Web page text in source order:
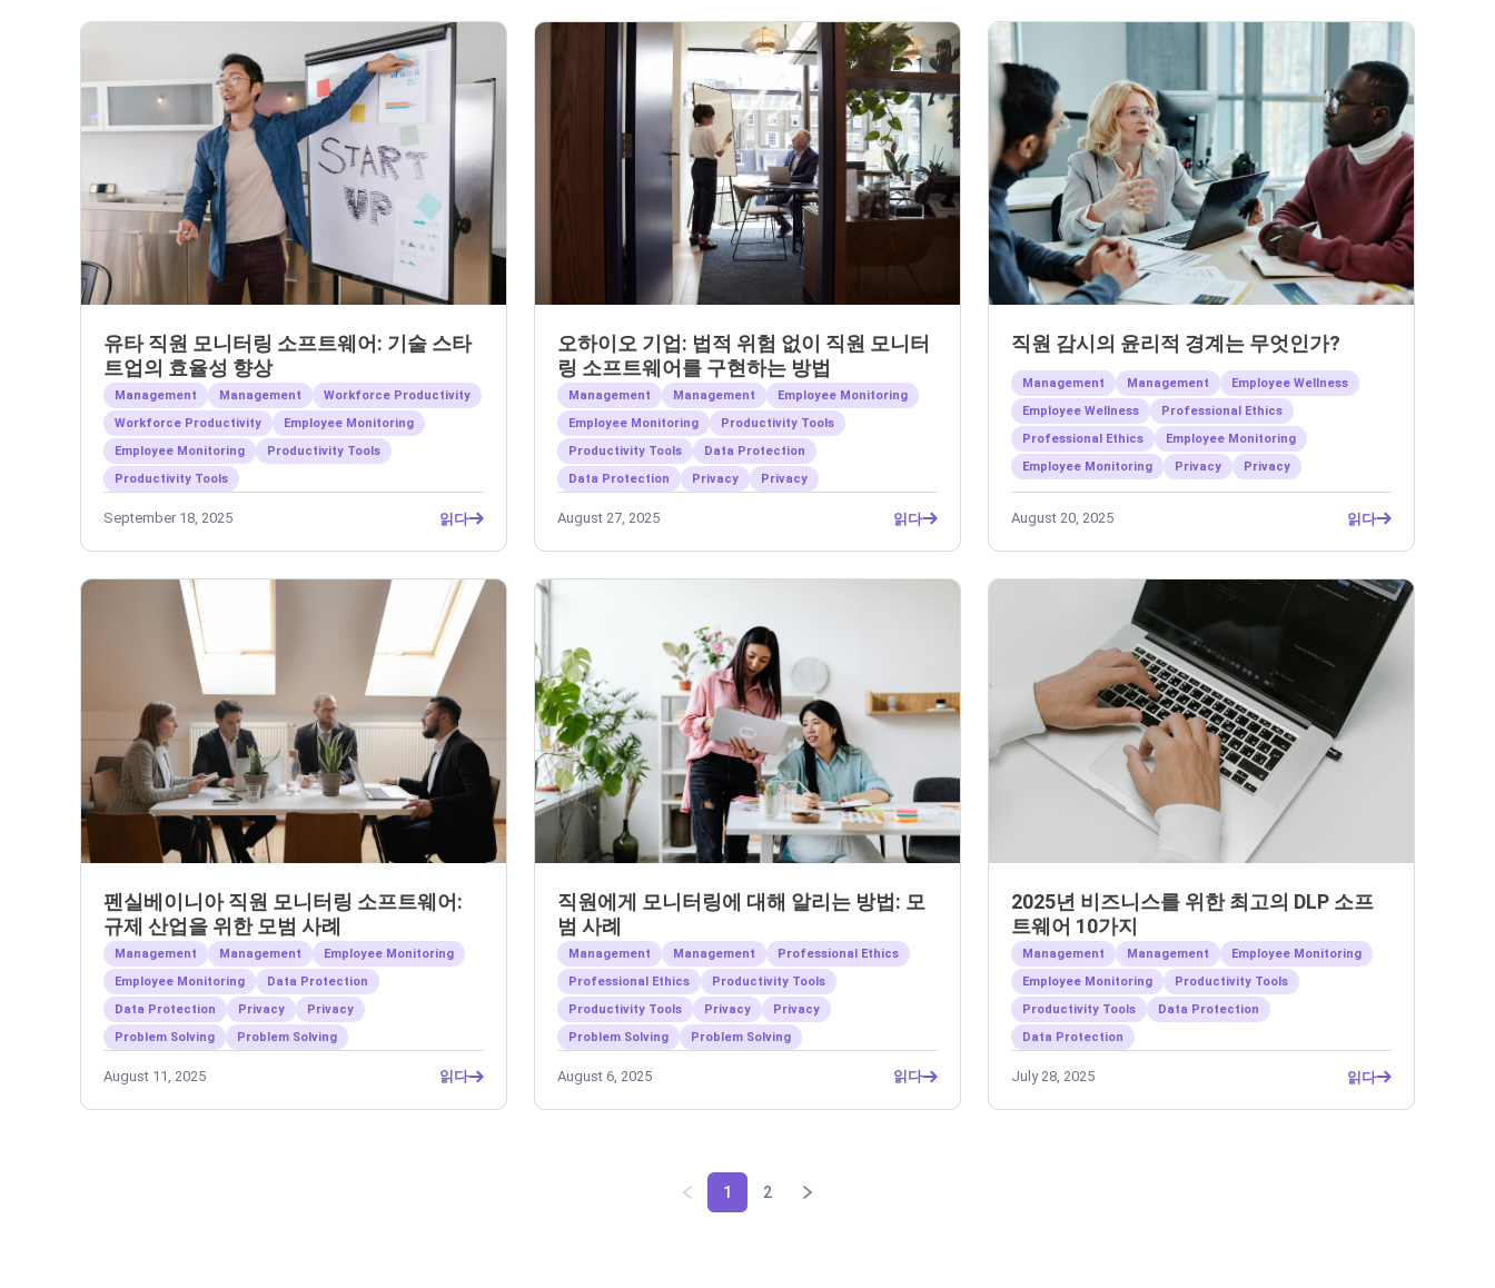
유타 직원 모니터링 소프트웨어: 기술 스타
트업의 효율성 향상
Management Management
Workforce Productivity
Workforce Productivity
Employee Monitoring
Employee Monitoring
Productivity Tools
Productivity Tools
September 18, 2025 읽다
오하이오 기업: 법적 위험 없이 직원 모니터
링 소프트웨어를 구현하는 방법
Management Management
Employee Monitoring
Employee Monitoring
Productivity Tools
Productivity Tools
Data Protection
Data Protection
Privacy Privacy
August 27, 2025 읽다
직원 감시의 윤리적 경계는 무엇인가?
Management Management
Employee Wellness
Employee Wellness
Professional Ethics
Professional Ethics
Employee Monitoring
Employee Monitoring
Privacy Privacy
August 20, 2025 읽다
펜실베이니아 직원 모니터링 소프트웨어:
규제 산업을 위한 모범 사례
Management Management
Employee Monitoring
Employee Monitoring
Data Protection
Data Protection
Privacy
Privacy
Problem Solving
Problem Solving
August 11, 2025 읽다
직원에게 모니터링에 대해 알리는 방법: 모
범 사례
Management Management
Professional Ethics
Professional Ethics
Productivity Tools
Productivity Tools
Privacy
Privacy
Problem Solving
Problem Solving
August 6, 2025 읽다
2025년 비즈니스를 위한 최고의 DLP 소프
트웨어 10가지
Management Management
Employee Monitoring
Employee Monitoring
Productivity Tools
Productivity Tools
Data Protection
Data Protection
July 28, 2025 읽다
1 2